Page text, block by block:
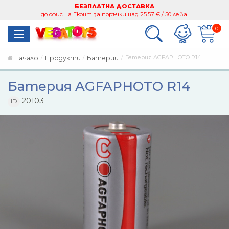
БЕЗПЛАТНА ДОСТАВКА
до офис на Еконт за поръчки над 25.57 € / 50 лева.
0
Начало Продукти Батерии Батерия AGFAPHOTO R14
Батерия AGFAPHOTO R14
ID 20103